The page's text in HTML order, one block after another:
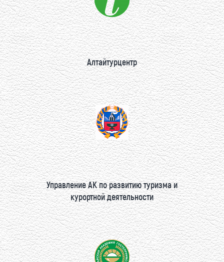
Алтайтурцентр
Управление АК по развитию туризма и
курортной деятельности